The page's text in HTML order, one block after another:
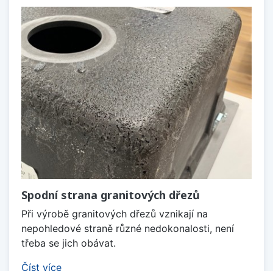
Spodní strana granitových dřezů
Při výrobě granitových dřezů vznikají na
nepohledové straně různé nedokonalosti, není
třeba se jich obávat.
Číst více